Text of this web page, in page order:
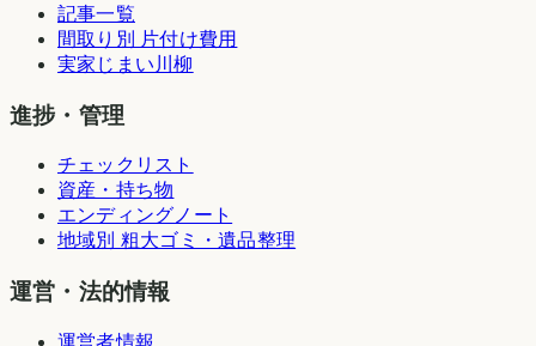
記事一覧
間取り別 片付け費用
実家じまい川柳
進捗・管理
チェックリスト
資産・持ち物
エンディングノート
地域別 粗大ゴミ・遺品整理
運営・法的情報
運営者情報